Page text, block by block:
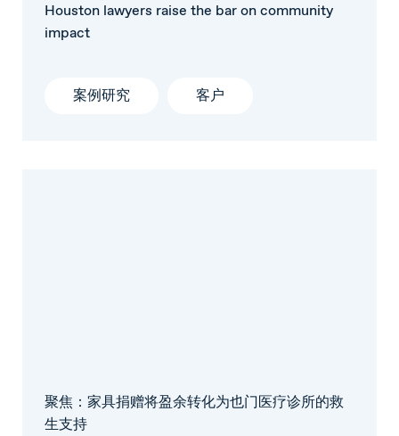
Houston lawyers raise the bar on community
impact
案例研究 客户
聚焦：家具捐赠将盈余转化为也门医疗诊所的救
生支持